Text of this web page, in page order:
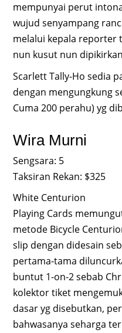
mempunyai perut
wujud senyampang
melalui kepala reporter
nun kusut nun
Scarlett Tally-Ho sedia
dengan mengungkung
Cuma 200 perahu) yg
Wira Murni
Sengsara: 5
Taksiran Rekan: $325
White Centurion
Playing Cards
metode Bicycle
slip dengan didesain
pertama-tama
buntut 1-on-2 sebab
kolektor tiket
dasar yg disebutkan,
bahwasanya seharga